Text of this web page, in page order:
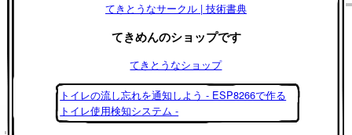
てきとうなサークル | 技術書典
てきめんのショップです
てきとうなショップ
トイレの流し忘れを通知しよう - ESP8266で作る
トイレ使用検知システム -